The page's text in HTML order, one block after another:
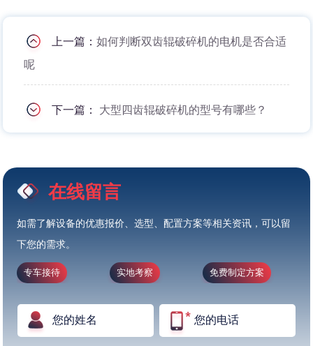
上一篇：如何判断双齿辊破碎机的电机是否合适
呢
下一篇： 大型四齿辊破碎机的型号有哪些？
在线留言
如需了解设备的优惠报价、选型、配置方案等相关资讯，可以留
下您的需求。
专车接待 实地考察 免费制定方案